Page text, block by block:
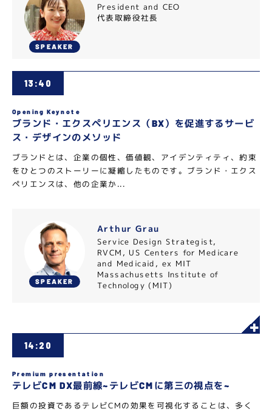
SPEAKER
President and CEO
代表取締役社長
13:40
Opening Keynote
ブランド・エクスペリエンス（BX）を促進するサービ
ス・デザインのメソッド
ブランドとは、企業の個性、価値観、アイデンティティ、約束
をひとつのストーリーに凝縮したものです。ブランド・エクス
ペリエンスは、他の企業か...
SPEAKER
Arthur Grau
Service Design Strategist,
RVCM, US Centers for Medicare
and Medicaid, ex MIT
Massachusetts Institute of
Technology (MIT)
14:20
Premium presentation
テレビCM DX最前線~テレビCMに第三の視点を~
巨額の投資であるテレビCMの効果を可視化することは、多く